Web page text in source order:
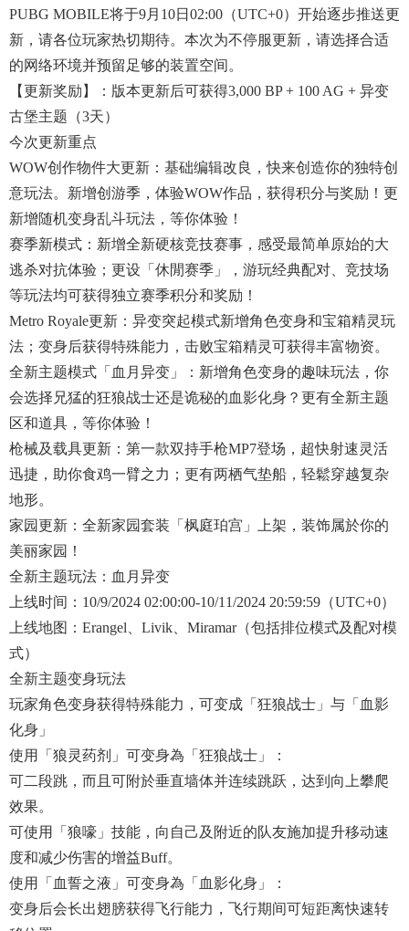
PUBG MOBILE将于9月10日02:00（UTC+0）开始逐步推送更
新，请各位玩家热切期待。本次为不停服更新，请选择合适
的网络环境并预留足够的装置空间。
【更新奖励】：版本更新后可获得3,000 BP + 100 AG + 异变
古堡主题（3天）
今次更新重点
WOW创作物件大更新：基础编辑改良，快来创造你的独特创
意玩法。新增创游季，体验WOW作品，获得积分与奖励！更
新增随机变身乱斗玩法，等你体验！
赛季新模式：新增全新硬核竞技赛事，感受最简单原始的大
逃杀对抗体验；更设「休閒赛季」，游玩经典配对、竞技场
等玩法均可获得独立赛季积分和奖励！
Metro Royale更新：异变突起模式新增角色变身和宝箱精灵玩
法；变身后获得特殊能力，击败宝箱精灵可获得丰富物资。
全新主题模式「血月异变」：新增角色变身的趣味玩法，你
会选择兄猛的狂狼战士还是诡秘的血影化身？更有全新主题
区和道具，等你体验！
枪械及载具更新：第一款双持手枪MP7登场，超快射速灵活
迅捷，助你食鸡一臂之力；更有两栖气垫船，轻鬆穿越复杂
地形。
家园更新：全新家园套装「枫庭珀宫」上架，装饰属於你的
美丽家园！
全新主题玩法：血月异变
上线时间：10/9/2024 02:00:00-10/11/2024 20:59:59（UTC+0）
上线地图：Erangel、Livik、Miramar（包括排位模式及配对模
式）
全新主题变身玩法
玩家角色变身获得特殊能力，可变成「狂狼战士」与「血影
化身」
使用「狼灵药剂」可变身為「狂狼战士」：
可二段跳，而且可附於垂直墙体并连续跳跃，达到向上攀爬
效果。
可使用「狼嚎」技能，向自己及附近的队友施加提升移动速
度和减少伤害的增益Buff。
使用「血誓之液」可变身為「血影化身」：
变身后会长出翅膀获得飞行能力，飞行期间可短距离快速转